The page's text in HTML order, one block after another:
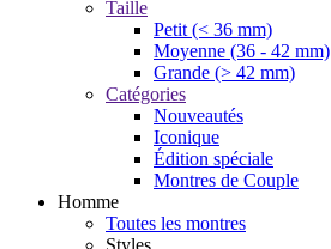
Taille
Petit (< 36 mm)
Moyenne (36 - 42 mm)
Grande (> 42 mm)
Catégories
Nouveautés
Iconique
Édition spéciale
Montres de Couple
Homme
Toutes les montres
Styles